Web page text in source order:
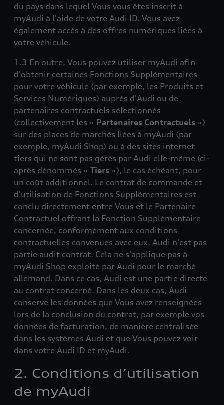
du pays dans lequel Vous vous êtes inscrit à
myAudi à l'aide de votre Audi ID. Vous avez
également accès à des offres numériques liées à
votre véhicule.
1.3 En outre, Vous pouvez utiliser myAudi afin
d'obtenir certaines Fonctions Supplémentaires
pour votre véhicule (par exemple, les Produits et
Services Numériques) auprès d'Audi ou de
partenaires contractuels sélectionnés
(collectivement les « Partenaires Contractuels »)
sur des places de marchés liées à myAudi (par
exemple, myAudi Shop) ou à des sites internet
tiers qui ne sont pas gérés par Audi elle-même (ci-
après dénommés « Tiers »), le cas échéant, pour
un coût additionnel. Le contrat de commande et
d'utilisation de Fonctions Supplémentaires est
conclu directement entre Vous et le Partenaire
Contractuel offrant la Fonction Supplémentaire
concernée, conformément aux conditions
contractuelles convenues avec eux. Audi n'est pas
partie audit contrat. Cela ne s'applique pas à
myAudi Shop exploité par Audi pour le marché
allemand. Dans ce cas, Audi est une partie directe
au contrat concerné. Dans les deux cas, Audi
conserve les données que Vous avez renseignées
lors de la conclusion du contrat, par exemple vos
données de facturation, de manière centralisée
dans les systèmes Audi et que Vous pouvez voir
dans votre Audi ID et myAudi.
2. Conditions d’utilisation
de myAudi